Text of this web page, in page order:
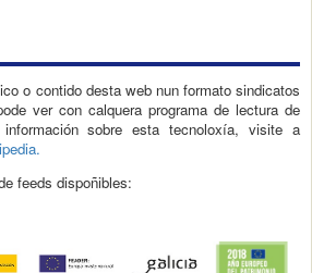
o contido desta web nun formato sindicatos
ver con calquera programa de lectura de
sobre esta tecnoloxía, visite a
feeds dispoñibles: